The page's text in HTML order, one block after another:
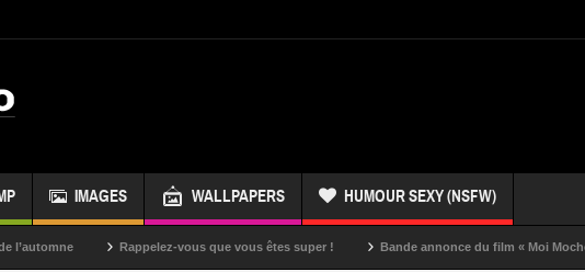
IMAGES WALLPAPERS HUMOUR SEXY (NSFW)
Rappelez-vous que vous êtes super ! Bande annonce du film « Moi Moche et